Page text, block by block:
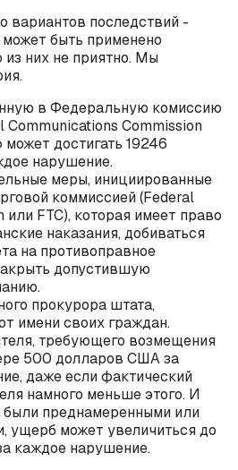
вариантов последствий -
быть применено
из них не приятно. Мы
в Федеральную комиссию
Communications Commission
достигать 19246
нарушение.
меры, инициированные
коммиссией (Federal
или FTC), которая имеет право
наказания, добиваться
на противоправное
допустившую
прокурора штата,
имени своих граждан.
требующего возмещения
500 долларов США за
даже если фактический
намного меньше этого. И
преднамеренными или
ущерб может увеличиться до
каждое нарушение.